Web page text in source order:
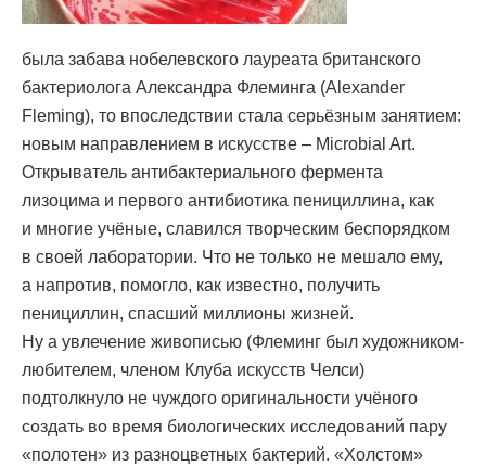
была забава нобелевского лауреата британского
бактериолога Александра Флеминга (Alexander
Fleming), то впоследствии стала серьёзным занятием:
новым направлением в искусстве – Microbial Art.
Открыватель антибактериального фермента
лизоцима и первого антибиотика пенициллина, как
и многие учёные, славился творческим беспорядком
в своей лаборатории. Что не только не мешало ему,
а напротив, помогло, как известно, получить
пенициллин, спасший миллионы жизней.
Ну а увлечение живописью (Флеминг был художником-
любителем, членом Клуба искусств Челси)
подтолкнуло не чуждого оригинальности учёного
создать во время биологических исследований пару
«полотен» из разноцветных бактерий. «Холстом»